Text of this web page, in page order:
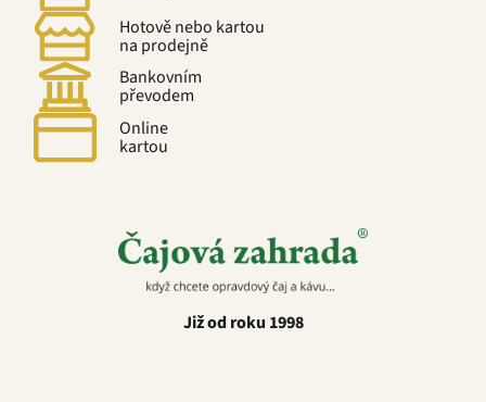
Hotově nebo kartou
na prodejně
Bankovním
převodem
Online
kartou
Již od roku 1998